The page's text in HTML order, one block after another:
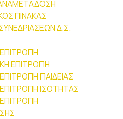
ΠΙΝΑΚΑΣ
Δ.Σ.
ΕΠΙΤΡΟΠΗ
ΠΑΙΔΕΙΑΣ
ΙΣΟΤΗΤΑΣ